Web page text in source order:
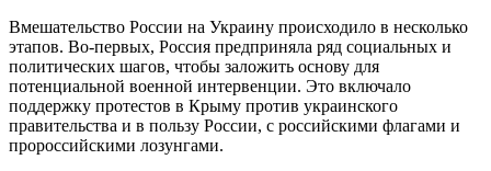
Вмешательство России на Украину происходило в несколько
этапов. Во-первых, Россия предприняла ряд социальных и
политических шагов, чтобы заложить основу для
потенциальной военной интервенции. Это включало
поддержку протестов в Крыму против украинского
правительства и в пользу России, с российскими флагами и
пророссийскими лозунгами.